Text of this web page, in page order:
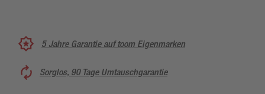
5 Jahre Garantie auf toom Eigenmarken
Sorglos, 90 Tage Umtauschgarantie